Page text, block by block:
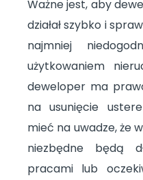
Ważne jest, aby
działał szybko i
najmniej
użytkowaniem
deweloper ma
na usunięcie
mieć na uwadze, że
niezbędne będą
pracami lub